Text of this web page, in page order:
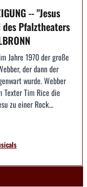
-- "Jesus
Pfalztheaters
Jahre 1970 der große
der dann der
wurde. Webber
Texter Tim Rice die
zu einer Rock...